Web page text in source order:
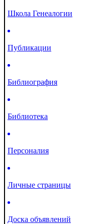
Школа Генеалогии
Публикации
Библиография
Библиотека
Персоналия
Личные страницы
Доска объявлений